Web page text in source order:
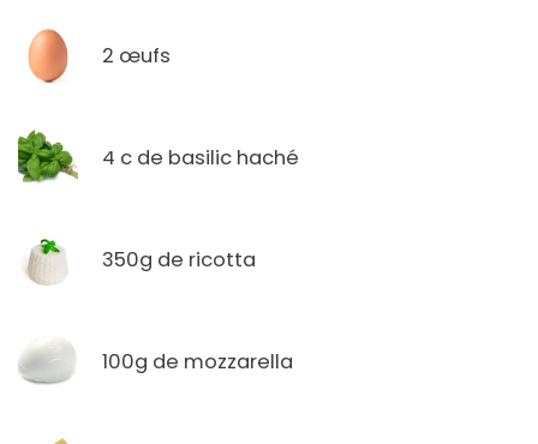
2 œufs
4 c de basilic haché
350g de ricotta
100g de mozzarella